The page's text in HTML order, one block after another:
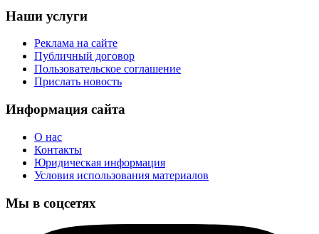
Наши услуги
Реклама на сайте
Публичный договор
Пользовательское соглашение
Прислать новость
Информация сайта
О нас
Контакты
Юридическая информация
Условия использования материалов
Мы в соцсетях